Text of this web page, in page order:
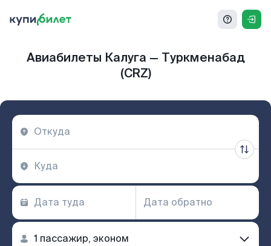
Авиабилеты Калуга — Туркменабад
(CRZ)